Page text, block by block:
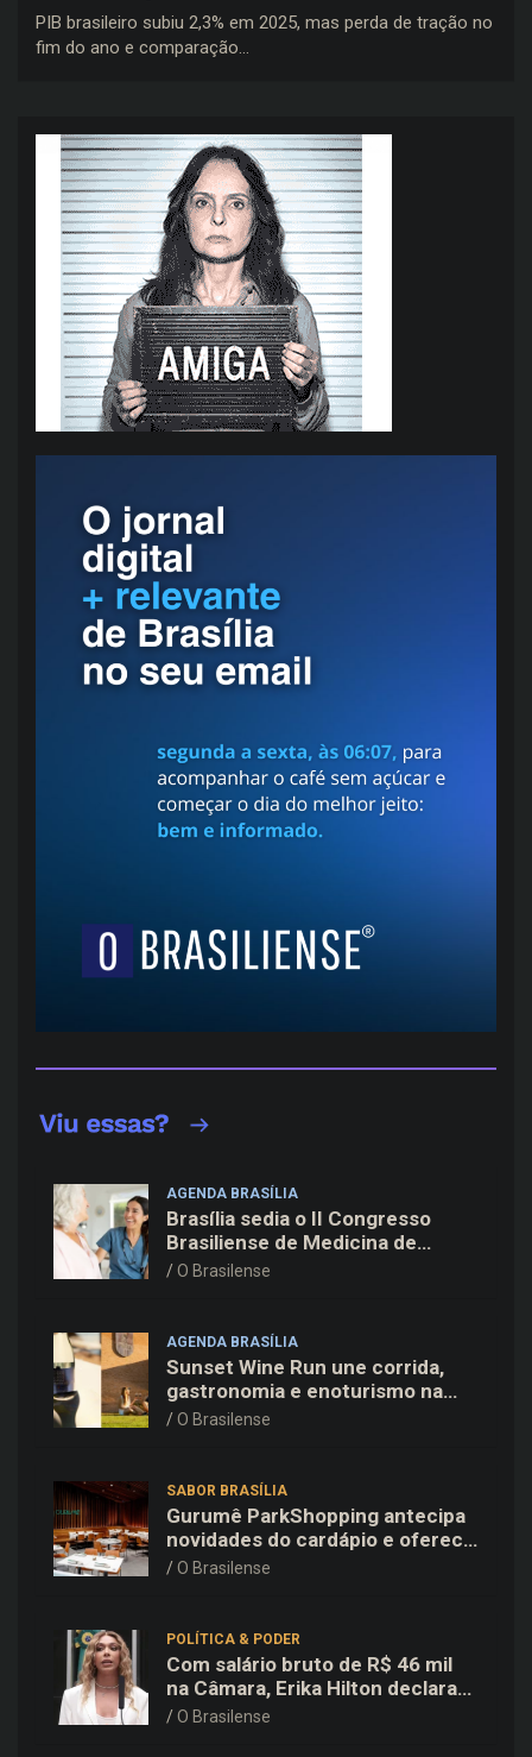
PIB brasileiro subiu 2,3% em 2025, mas perda de tração no
fim do ano e comparação…
AGENDA BRASÍLIA
Brasília sedia o II Congresso
Brasiliense de Medicina de
Família e Comunidade na Fiocruz
O Brasilense
AGENDA BRASÍLIA
Sunset Wine Run une corrida,
gastronomia e enoturismo na
Vinícola Brasília
O Brasilense
SABOR BRASÍLIA
Gurumê ParkShopping antecipa
novidades do cardápio e oferece
25% de desconto no delivery
O Brasilense
POLÍTICA & PODER
Com salário bruto de R$ 46 mil
na Câmara, Erika Hilton declara
patrimônio de R$ 15,9 mil ao TSE
O Brasilense